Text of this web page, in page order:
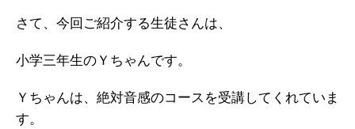
さて、今回ご紹介する生徒さんは、
小学三年生のＹちゃんです。
Ｙちゃんは、絶対音感のコースを受講してくれていま
す。